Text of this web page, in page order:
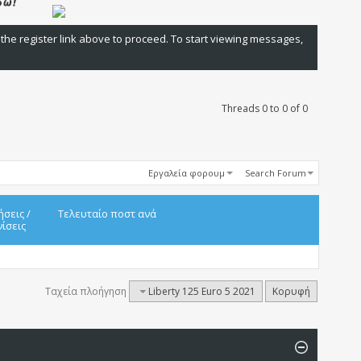
register link above to proceed. To start viewing messages,
Threads 0 to 0 of 0
Εργαλεία φορουμ Search Forum
/
Τελευταίο ποστ ανά
Ταχεία πλοήγηση Liberty 125 Euro 5 2021 Κορυφή